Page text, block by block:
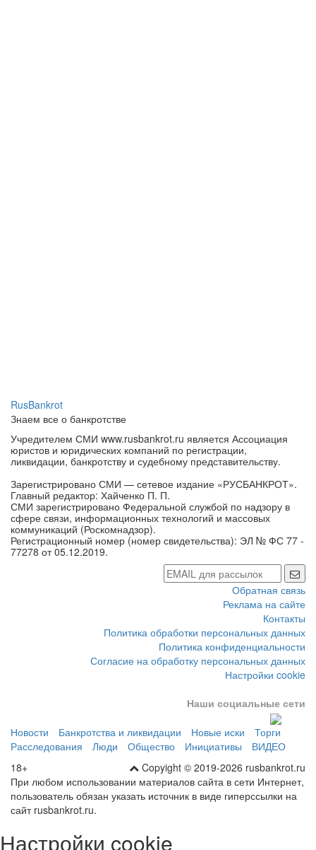
RusBankrot
Знаем все о банкротстве
Учредителем СМИ www.rusbankrot.ru является Ассоциация
юристов и юридических компаний по регистрации,
ликвидации, банкротству и судебному представительству.
Зарегистрировано СМИ — сетевое издание «РУСБАНКРОТ».
Главный редактор: Хайченко П. П.
СМИ зарегистрировано Федеральной службой по надзору в
сфере связи, информационных технологий и массовых
коммуникаций (Роскомнадзор).
Регистрационный номер (номер свидетельства): ЭЛ № ФС 77 -
77278 от 05.12.2019.
Обратная связь
Реклама на сайте
Контакты
Политика обработки персональных данных
Политика конфиденциальности
Согласие на обработку персональных данных
Настройки cookie
Наши социальные сети
Новости Банкротства и ликвидации Новые иски
Торги
Расследования
Люди Общество Инициативы
ВИДЕО
Copyight © 2019-2026 rusbankrot.ru
18+
При любом использовании материалов сайта в сети Интернет,
пользователь обязан указать источник в виде гиперссылки на
сайт rusbankrot.ru.
Настройки cookie